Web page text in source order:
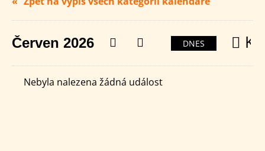
Červen 2026 PředchozíNásledující
DNES
Nebyla nalezena žádná událost